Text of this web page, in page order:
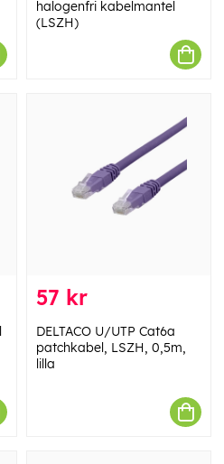
halogenfri kabelmantel
(LSZH)
57 kr
DELTACO U/UTP Cat6a
patchkabel, LSZH, 0,5m,
lilla